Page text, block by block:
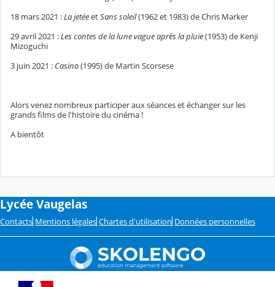
18 mars 2021 :La jetéeetSans soleil(1962 et 1983) de Chris Marker
29 avril 2021 :Les contes de la lune vague après la pluie(1953) de Kenji
Mizoguchi
3 juin 2021 : Casino(1995) de Martin Scorsese
Alors venez nombreux participer aux séances et échanger sur les
grands films de l'histoire du cinéma !
A bientôt
Lycée Vaugelas
Contacts Mentions légales Chartes d'utilisation Données personnelles